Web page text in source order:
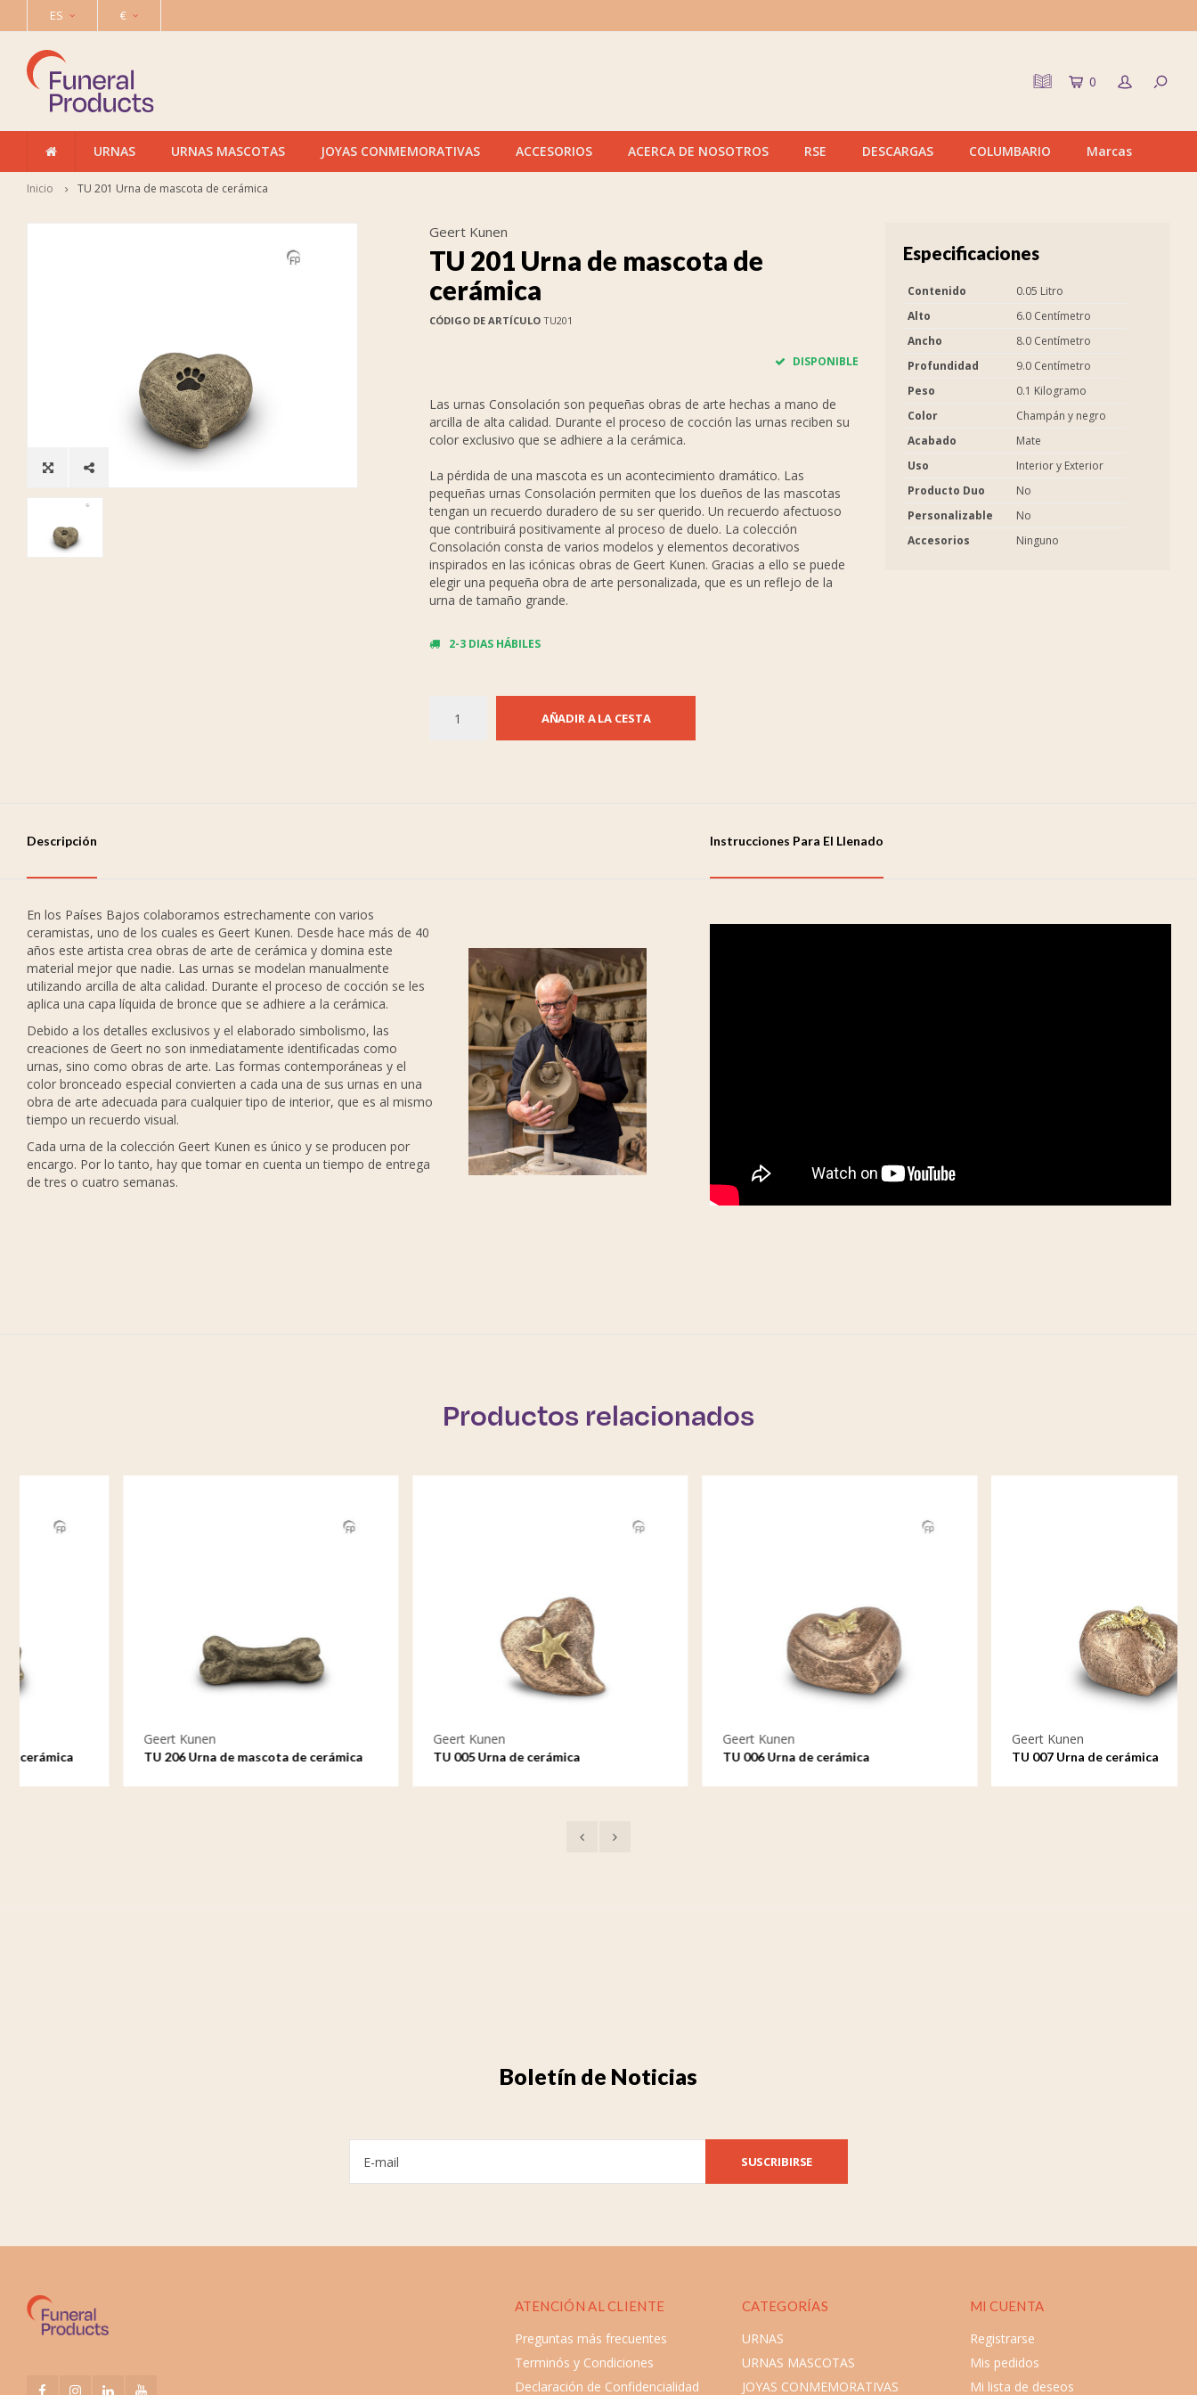
ES €
0
URNAS URNAS MASCOTAS JOYAS CONMEMORATIVAS ACCESORIOS ACERCA DE NOSOTROS RSE DESCARGAS COLUMBARIO Marcas
Inicio TU 201 Urna de mascota de cerámica
Geert Kunen
TU 201 Urna de mascota de
cerámica
CÓDIGO DE ARTÍCULOTU201
DISPONIBLE
Las urnas Consolación son pequeñas obras de arte hechas a mano de
arcilla de alta calidad. Durante el proceso de cocción las urnas reciben su
color exclusivo que se adhiere a la cerámica.
La pérdida de una mascota es un acontecimiento dramático. Las
pequeñas urnas Consolación permiten que los dueños de las mascotas
tengan un recuerdo duradero de su ser querido. Un recuerdo afectuoso
que contribuirá positivamente al proceso de duelo. La colección
Consolación consta de varios modelos y elementos decorativos
inspirados en las icónicas obras de Geert Kunen. Gracias a ello se puede
elegir una pequeña obra de arte personalizada, que es un reflejo de la
urna de tamaño grande.
2-3 DIAS HÁBILES
AÑADIR A LA CESTA
Especificaciones
Contenido
0.05 Litro
Alto
6.0 Centímetro
Ancho
8.0 Centímetro
Profundidad
9.0 Centímetro
Peso
0.1 Kilogramo
Color
Champán y negro
Acabado
Mate
Uso
Interior y Exterior
Producto Duo
No
Personalizable
No
Accesorios
Ninguno
Descripción Instrucciones Para El Llenado
En los Países Bajos colaboramos estrechamente con varios
ceramistas, uno de los cuales es Geert Kunen. Desde hace más de 40
años este artista crea obras de arte de cerámica y domina este
material mejor que nadie. Las urnas se modelan manualmente
utilizando arcilla de alta calidad. Durante el proceso de cocción se les
aplica una capa líquida de bronce que se adhiere a la cerámica.
Debido a los detalles exclusivos y el elaborado simbolismo, las
creaciones de Geert no son inmediatamente identificadas como
urnas, sino como obras de arte. Las formas contemporáneas y el
color bronceado especial convierten a cada una de sus urnas en una
obra de arte adecuada para cualquier tipo de interior, que es al mismo
tiempo un recuerdo visual.
Cada urna de la colección Geert Kunen es único y se producen por
encargo. Por lo tanto, hay que tomar en cuenta un tiempo de entrega
de tres o cuatro semanas.
Productos relacionados
TU 206 Urna de mascota de cerámica TU 005 Urna de cerámica TU 006 Urna de cerámica TU 007 Urna de cerámica
Boletín de Noticias
SUSCRIBIRSE
ATENCIÓN AL CLIENTE
Preguntas más frecuentes
Terminós y Condiciones
Declaración de Confidencialidad
CATEGORÍAS
URNAS
URNAS MASCOTAS
JOYAS CONMEMORATIVAS
MI CUENTA
Registrarse
Mis pedidos
Mi lista de deseos